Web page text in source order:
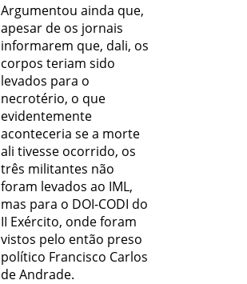
Argumentou ainda que,
apesar de os jornais
informarem que, dali, os
corpos teriam sido
levados para o
necrotério, o que
evidentemente
aconteceria se a morte
ali tivesse ocorrido, os
três militantes não
foram levados ao IML,
mas para o DOI-CODI do
II Exército, onde foram
vistos pelo então preso
político Francisco Carlos
de Andrade.